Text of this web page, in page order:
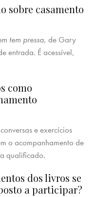
sobre casamento
tem pressa, de Gary
entrada. É acessível,
como
e exercícios
o acompanhamento de
qualificado.
dos livros se
a participar?